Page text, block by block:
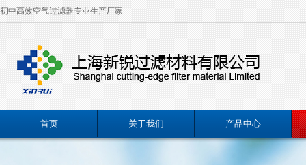
初中高效空气过滤器专业生产厂家
首页 关于我们 产品中心